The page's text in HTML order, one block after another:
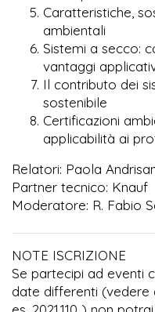
Caratteristiche,
ambientali
Sistemi a secco:
vantaggi
Il contributo dei
sostenibile
Certificazioni
applicabilità ai
Relatori: Paola
Partner tecnico: Knauf
Moderatore: R. Fabio
NOTE ISCRIZIONE
Se partecipi ad eventi
date differenti (vedere